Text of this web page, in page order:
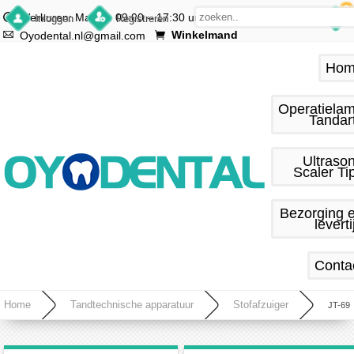
Inloggen Registreren
Werkuren: Ma.–vr. 09:00 – 17:30 uur
Oyodental.nl@gmail.com
Winkelmand
0
Scaler
Bezorging
Home Tandtechnische apparatuur Stofafzuiger JT-69